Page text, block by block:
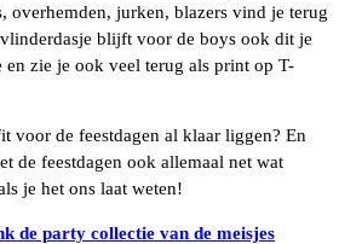
overhemden, jurken, blazers vind je terug
blijft voor de boys ook dit je
en zie je ook veel terug als print op T-
voor de feestdagen al klaar liggen? En
de feestdagen ook allemaal net wat
je het ons laat weten!
de party collectie van de meisjes